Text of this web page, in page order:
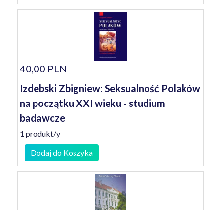
40,00 PLN
Izdebski Zbigniew: Seksualność Polaków
na początku XXI wieku - studium
badawcze
1 produkt/y
Dodaj do Koszyka